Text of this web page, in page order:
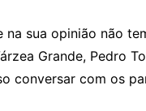
s
sr
o
na sua opinião não
Grande, Pedro
conversar com os